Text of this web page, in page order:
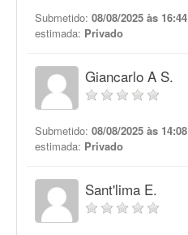
Submetido: 08/08/2025 às 16:44
estimada: Privado
Giancarlo A S.
Submetido: 08/08/2025 às 14:08
estimada: Privado
Sant'lima E.